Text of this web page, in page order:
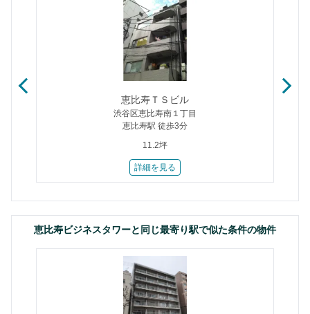
恵比寿ＴＳビル
渋谷区恵比寿南１丁目
恵比寿駅 徒歩3分
11.2坪
詳細を見る
恵比寿ビジネスタワーと同じ最寄り駅で似た条件の物件